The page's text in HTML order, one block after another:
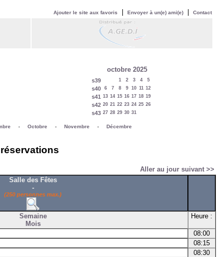
Ajouter le site aux favoris Envoyer à un(e) ami(e) Contact
octobre 2025
s39 1 2 3 4 5
s40 6 7 8 9 10 11 12
s41 13 14 15 16 17 18 19
s42 20 21 22 23 24 25 26
s43 27 28 29 30 31
- Octobre - Novembre - Décembre
Aller au jour suivant >>
Salle des Fêtes
-
(250 personnes max.)
Semaine
Mois
Heure :
08:00
08:15
08:30